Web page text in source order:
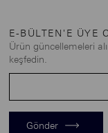
E-BÜLTEN'E ÜYE
Ürün güncellemeleri
keşfedin.
Gönder